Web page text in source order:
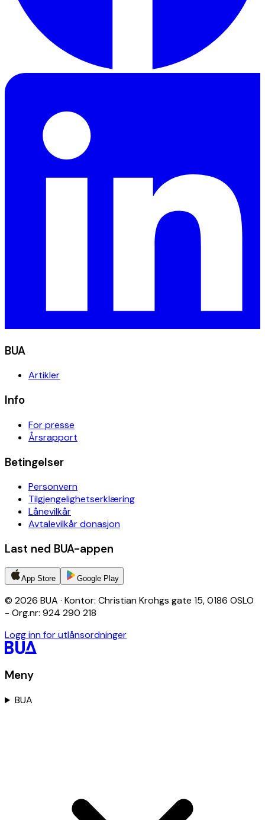
BUA
Artikler
Info
For presse
Årsrapport
Betingelser
Personvern
Tilgjengelighetserklæring
Lånevilkår
Avtalevilkår donasjon
Last ned BUA-appen
App Store Google Play
© 2026 BUA · Kontor: Christian Krohgs gate 15, 0186 OSLO
- Org.nr: 924 290 218
Logg inn for utlånsordninger
Meny
BUA